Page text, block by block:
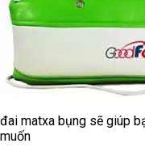
đai matxa bụng sẽ giúp
muốn